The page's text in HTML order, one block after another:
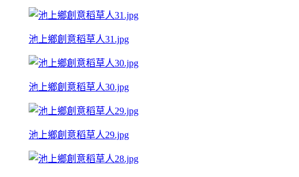
池上鄉創意稻草人31.jpg
池上鄉創意稻草人30.jpg
池上鄉創意稻草人29.jpg